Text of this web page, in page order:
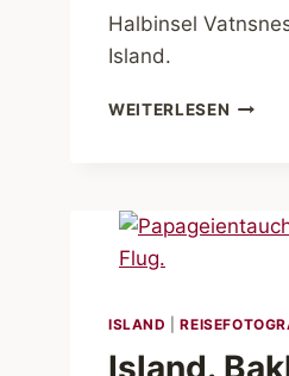
Halbinsel
Island.
WEITERLESEN ISLAND.
ISLAND |
Island.